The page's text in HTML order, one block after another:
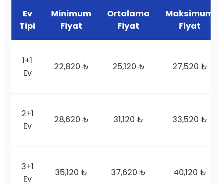
Ev
Tipi
Minimum
Fiyat
Ortalama
Fiyat
Maksimum
Fiyat
1+1
Ev
22,820 ₺ 25,120 ₺ 27,520 ₺
2+1
Ev
28,620 ₺ 31,120 ₺ 33,520 ₺
3+1
Ev
35,120 ₺ 37,620 ₺ 40,120 ₺